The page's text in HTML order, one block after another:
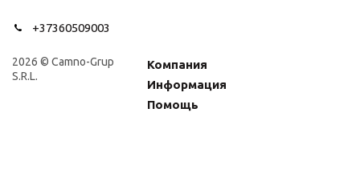
+37360509003
2026 © Camno-Grup
S.R.L.
Компания
Информация
Помощь